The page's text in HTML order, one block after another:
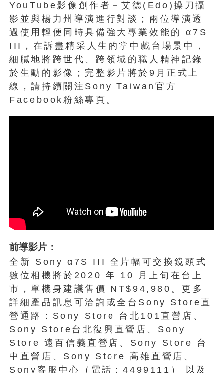
YouTube影像創作者－艾德(Edo)操刀攝
影並與楊力州導演進行對談；兩位導演透
過使用輕便同時具備強大專業效能的 α7S
III，在訴盡精采人生的掌中戲台場景中，
細膩地將跨世代、跨領域的職人精神記錄
於生動的影像；完整影片將於9月正式上
線，請持續關注Sony Taiwan官方
Facebook粉絲專頁。
前導影片：
全新 Sony α7S III 全片幅可交換鏡頭式
數位相機將於2020 年 10 月上旬在台上
市，單機身建議售價 NT$94,980。更多
詳細產品訊息可洽詢或全台Sony Store直
營通路：Sony Store 台北101直營店、
Sony Store台北復興直營店、Sony
Store 遠百信義直營店、Sony Store 台
中直營店、Sony Store 高雄直營店、
Sony客服中心（電話：4499111） 以及